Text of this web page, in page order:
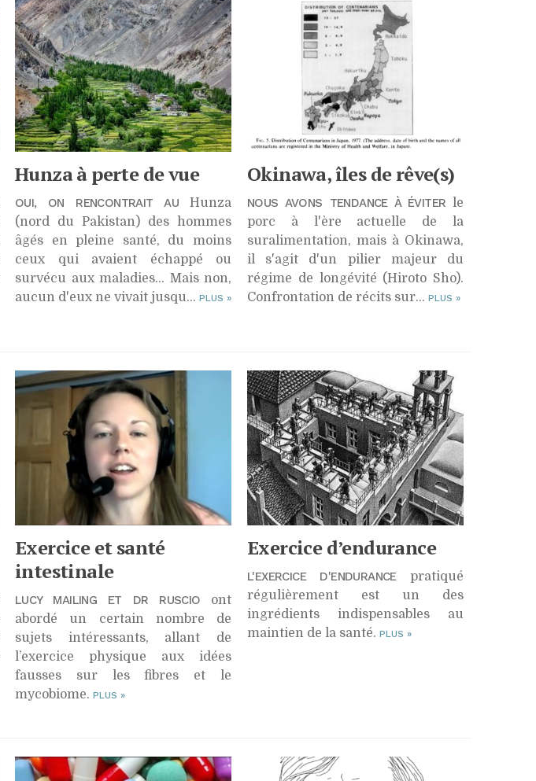
Hunza à perte de vue
OUI, ON RENCONTRAIT AUHunza
(nord du Pakistan) des hommes
âgés en pleine santé, du moins
ceux qui avaient échappé ou
survécu aux maladies… Mais non,
aucun d'eux ne vivait jusqu... PLUS »
Okinawa, îles de rêve(s)
NOUS AVONS TENDANCE À ÉVITER le
porc à l'ère actuelle de la
suralimentation, mais à Okinawa,
il s'agit d'un pilier majeur du
régime de longévité (Hiroto Sho).
Confrontation de récits sur... PLUS »
Exercice et santé
intestinale
LUCY MAILING ET DR RUSCIO ont
abordé un certain nombre de
sujets intéressants, allant de
l’exercice physique aux idées
fausses sur les fibres et le
mycobiome. PLUS »
Exercice d’endurance
L'EXERCICE D'ENDURANCEpratiqué
régulièrement est un des
ingrédients indispensables au
maintien de la santé. PLUS »